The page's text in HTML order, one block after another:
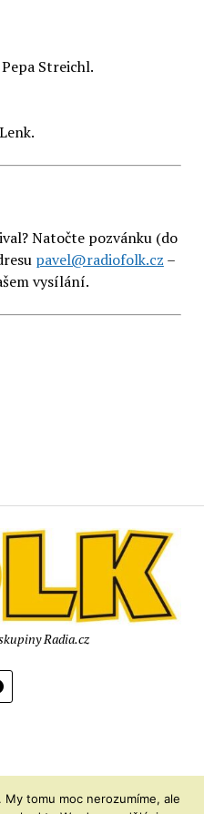
Streichl.
Natočte pozvánku (do
pavel@radiofolk.cz –
vysílání.
Radia.cz
tomu moc nerozumíme, ale